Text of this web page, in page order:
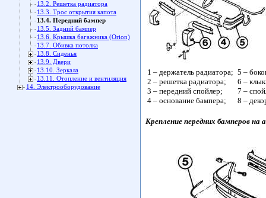
13.2. Решетка радиатора
13.3. Трос открытия капота
13.4. Передний бампер
13.5. Задний бампер
13.6. Крышка багажника (Orion)
13.7. Обивка потолка
13.8. Сиденья
13.9. Двери
13.10. Зеркала
13.11. Отопление и вентиляция
14. Электрооборудование
1 – держатель радиатора;
2 – решетка радиатора;
3 – передний спойлер;
4 – основание бампера;
5 –
6 –
7 –
8 –
Крепление передних бамперов на